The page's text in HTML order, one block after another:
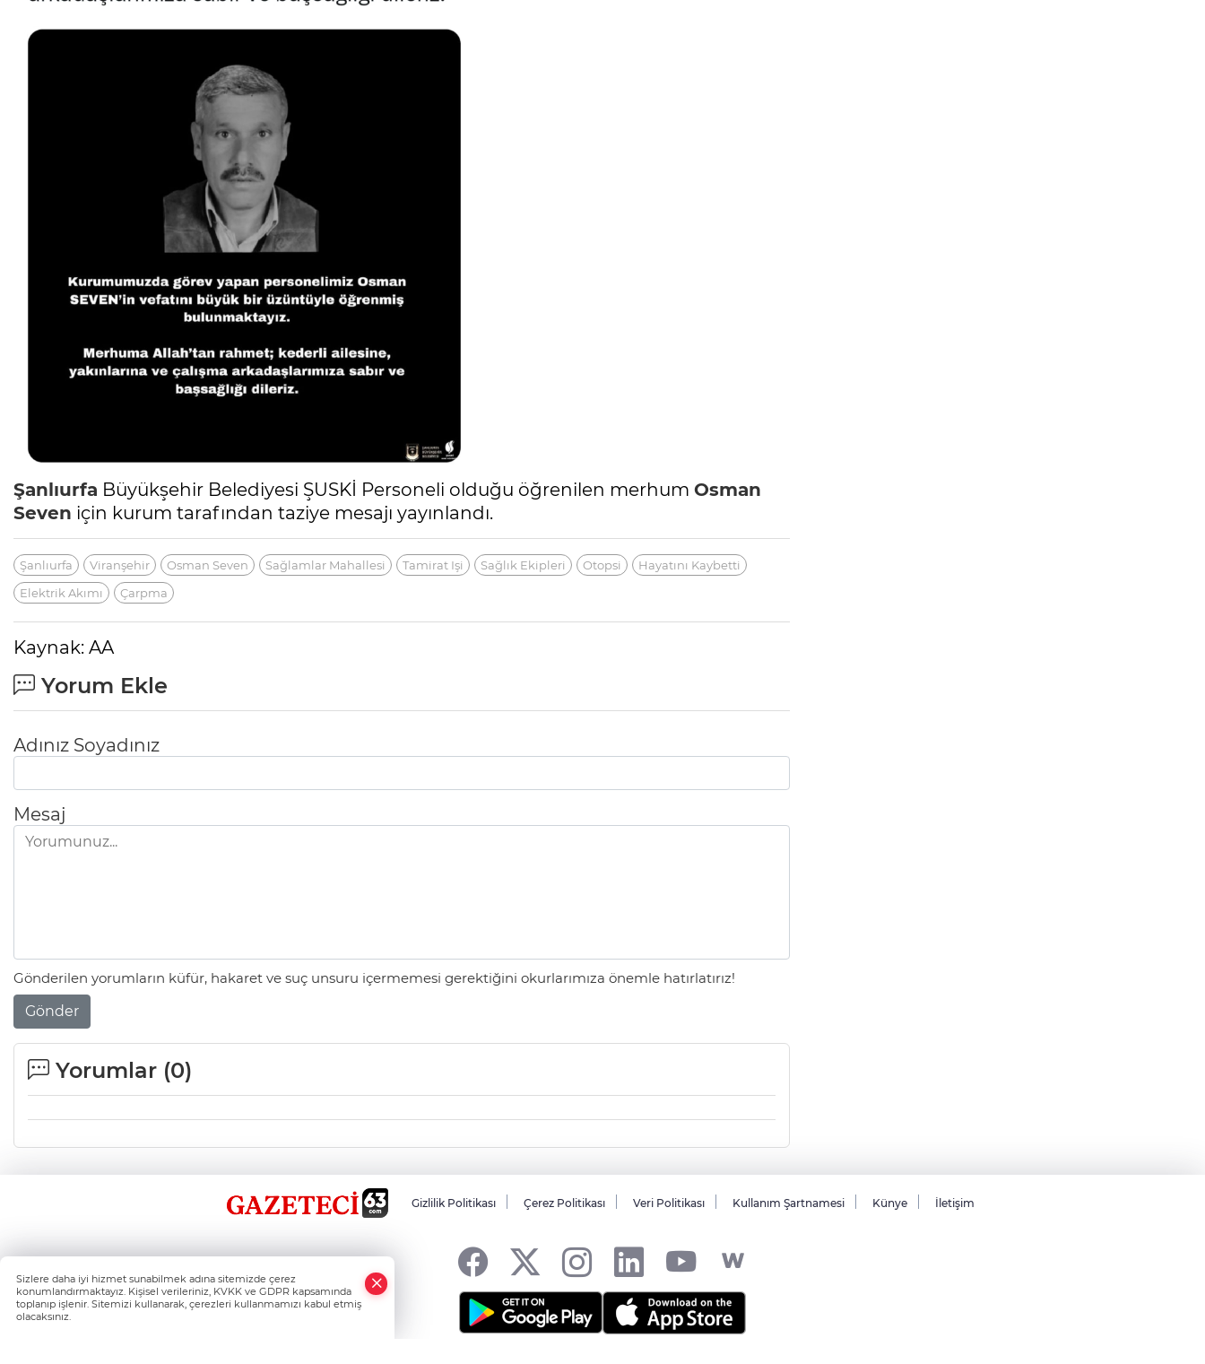
Şanlıurfa Büyükşehir Belediyesi ŞUSKİ Personeli olduğu öğrenilen merhum Osman
Seven için kurum tarafından taziye mesajı yayınlandı.
Şanlıurfa Viranşehir Osman Seven Sağlamlar Mahallesi Tamirat Işi Sağlık Ekipleri Otopsi
Hayatını Kaybetti
Elektrik Akımı
Çarpma
Kaynak: AA
Yorum Ekle
Adınız Soyadınız
Mesaj
Gönderilen yorumların küfür, hakaret ve suç unsuru içermemesi gerektiğini okurlarımıza önemle hatırlatırız!
Gönder
Yorumlar (0)
Gizlilik Politikası Çerez Politikası Veri Politikası Kullanım Şartnamesi Künye İletişim
Sizlere daha iyi hizmet sunabilmek adına sitemizde çerez
konumlandırmaktayız. Kişisel verileriniz, KVKK ve GDPR kapsamında
toplanıp işlenir. Sitemizi kullanarak, çerezleri kullanmamızı kabul etmiş
olacaksınız.
Whatsapp